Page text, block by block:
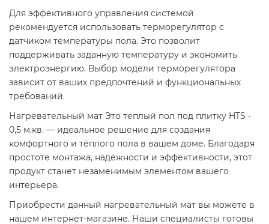
Для эффективного управления системой
рекомендуется использовать терморегулятор с
датчиком температуры пола. Это позволит
поддерживать заданную температуру и экономить
электроэнергию. Выбор модели терморегулятора
зависит от ваших предпочтений и функциональных
требований.​
Нагревательный мат Это теплый пол под плитку HTS -
0,5 м.кв. — идеальное решение для создания
комфортного и тёплого пола в вашем доме. Благодаря
простоте монтажа, надёжности и эффективности, этот
продукт станет незаменимым элементом вашего
интерьера.​
Приобрести данный нагревательный мат вы можете в
нашем интернет-магазине. Наши специалисты готовы